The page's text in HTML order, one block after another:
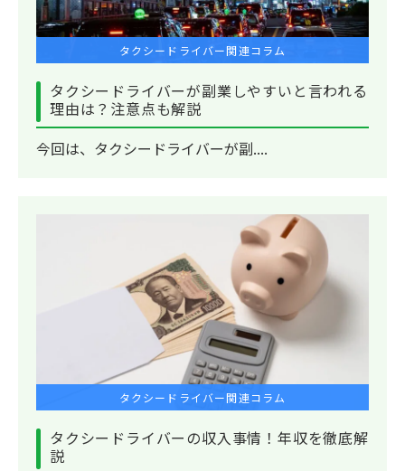
タクシードライバー関連コラム
タクシードライバーが副業しやすいと言われる
理由は？注意点も解説
今回は、タクシードライバーが副....
タクシードライバー関連コラム
タクシードライバーの収入事情！年収を徹底解
説